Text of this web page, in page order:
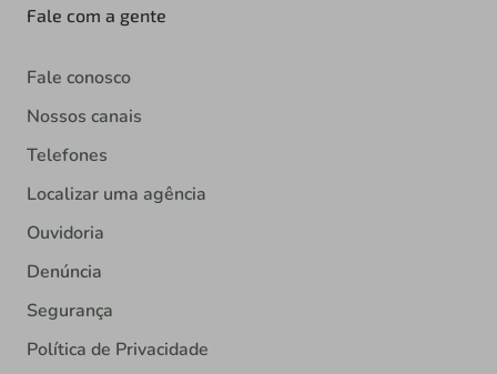
Fale com a gente
Fale conosco
Nossos canais
Telefones
Localizar uma agência
Ouvidoria
Denúncia
Segurança
Política de Privacidade